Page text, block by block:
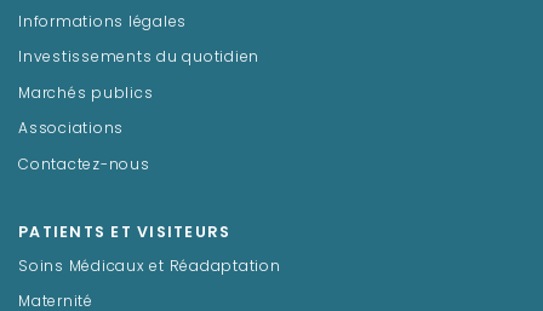
Informations légales
Investissements du quotidien
Marchés publics
Associations
Contactez-nous
PATIENTS ET VISITEURS
Soins Médicaux et Réadaptation
Maternité